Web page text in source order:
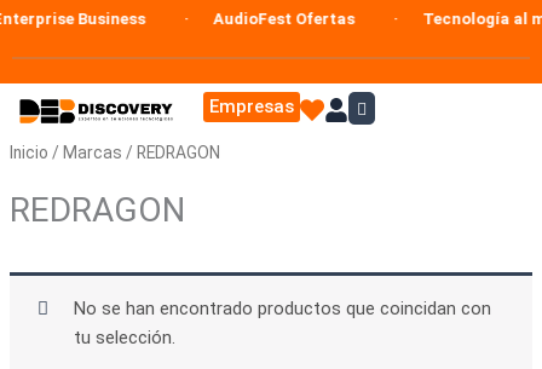
Ir
Business AudioFest Ofertas Tecnología al
Empresas
Inicio / Marcas / REDRAGON
REDRAGON
No se han encontrado productos que coincidan con
tu selección.